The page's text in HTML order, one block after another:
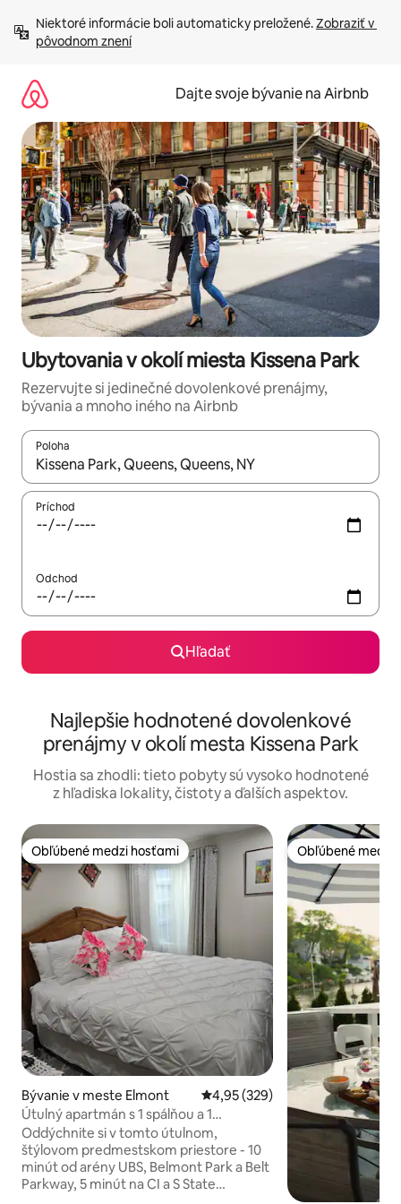
obsah.
Niektoré informácie boli automaticky preložené. Zobraziť v
pôvodnom znení
Dajte svoje bývanie na Airbnb
Ubytovania v okolí miesta Kissena Park
Rezervujte si jedinečné dovolenkové prenájmy,
bývania a mnoho iného na Airbnb
Poloha
Keď budú výsledky k dispozícii, môžete si ich prechádzať
Príchod
Odchod
Hľadať
Najlepšie hodnotené dovolenkové
prenájmy v okolí mesta Kissena Park
Hostia sa zhodli: tieto pobyty sú vysoko hodnotené
z hľadiska lokality, čistoty a ďalších aspektov.
Obľúbené medzi hosťami
Obľúbené medzi hosťami
Bývanie v meste Elmont Priemerné ohodnotenie 4,95 z
4,95 (329)
Útulný apartmán s 1 spálňou a 1
kúpeľňou, manželskou posteľou Queen
v Elmonte neďaleko UBS Arény
Oddýchnite si v tomto útulnom,
štýlovom predmestskom priestore - 10
minút od arény UBS, Belmont Park a Belt
Parkway, 5 minút na CI a S State
Obľúbené medzi
Obľúbené medzi